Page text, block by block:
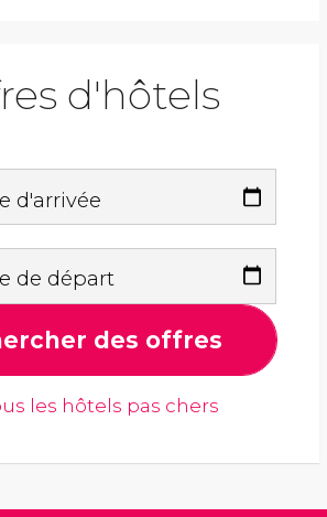
d'hôtels
d'arrivée
de départ
des offres
les hôtels pas chers